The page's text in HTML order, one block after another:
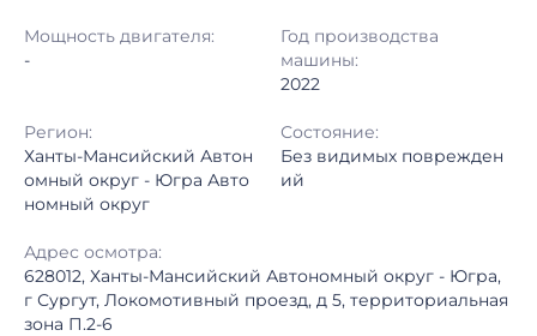
Мощность двигателя:
-
Год производства
машины:
2022
Регион:
Ханты-Мансийский Автон
омный округ - Югра Авто
номный округ
Состояние:
Без видимых поврежден
ий
Адрес осмотра:
628012, Ханты-Мансийский Автономный округ - Югра,
г Сургут, Локомотивный проезд, д 5, территориальная
зона П.2-6